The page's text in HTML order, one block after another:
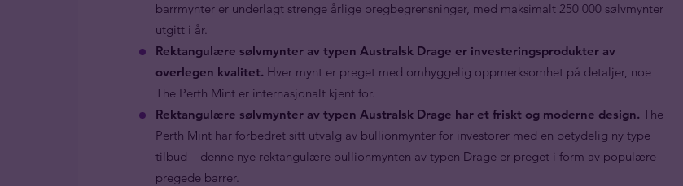
barrmynter er underlagt strenge årlige pregbegrensninger, med maksimalt 250 000 sølvmynter
utgitt i år.
Rektangulære sølvmynter av typen Australsk Drage er investeringsprodukter av
overlegen kvalitet. Hver mynt er preget med omhyggelig oppmerksomhet på detaljer, noe
The Perth Mint er internasjonalt kjent for.
Rektangulære sølvmynter av typen Australsk Drage har et friskt og moderne design. The
Perth Mint har forbedret sitt utvalg av bullionmynter for investorer med en betydelig ny type
tilbud – denne nye rektangulære bullionmynten av typen Drage er preget i form av populære
pregede barrer.